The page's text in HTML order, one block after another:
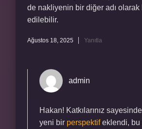
de nakliyenin bir diğer adı olarak
edilebilir.
Ağustos 18, 2025 Yanıtla
admin
Hakan! Katkılarınız
yeni bir perspektifeklendi, bu